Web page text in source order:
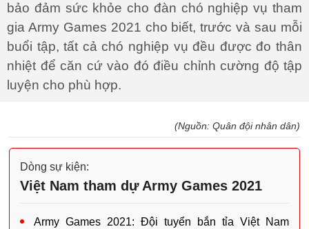
bảo đảm sức khỏe cho đàn chó nghiệp vụ tham
gia Army Games 2021 cho biết, trước và sau mỗi
buổi tập, tất cả chó nghiệp vụ đều được đo thân
nhiệt để căn cứ vào đó điều chỉnh cường độ tập
luyện cho phù hợp.
(Nguồn: Quân đội nhân dân)
Dòng sự kiện:
Việt Nam tham dự Army Games 2021
Army Games 2021: Đội tuyển bắn tỉa Việt Nam